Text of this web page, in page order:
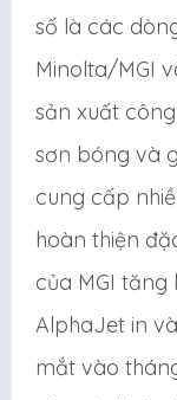
số là các
Minolta/MGI
sản xuất
sơn bóng và
cung cấp
hoàn thiện
của MGI tăng
AlphaJet in
mắt vào